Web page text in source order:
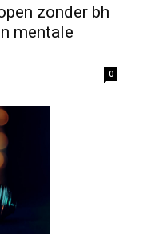
zonder bh
mentale
0